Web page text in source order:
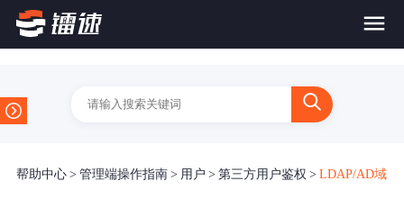
帮助中心 > 管理端操作指南 > 用户 > 第三方用户鉴权 > LDAP/AD域